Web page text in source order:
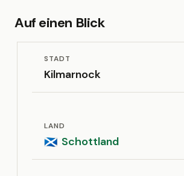
Auf einen Blick
STADT
Kilmarnock
LAND
🏴󠁧󠁢󠁳󠁣󠁴󠁿 Schottland